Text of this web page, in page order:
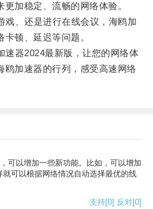
加稳定、流畅的网络体验。
、还是进行在线会议，海鸥加
顿、延迟等问题。
器2024最新版，让您的网络体
鸥加速器的行列，感受高速网络
可以增加一些新功能。比如，可以增加
可以根据网络情况自动选择最优的线
支持[0] 反对[0]